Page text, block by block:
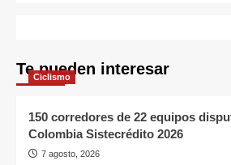
Te pueden interesar
Ciclismo
150 corredores de 22 equipos
Colombia Sistecrédito 2026
7 agosto, 2026